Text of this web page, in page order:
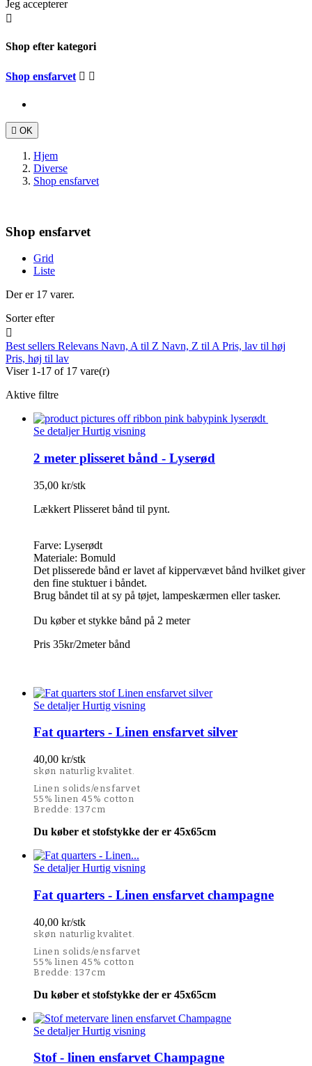
Jeg accepterer

Shop efter kategori
Shop ensfarvet  
 OK
Hjem
Diverse
Shop ensfarvet
Shop ensfarvet
Grid
Liste
Der er 17 varer.
Sorter efter

Best sellers Relevans Navn, A til Z Navn, Z til A Pris, lav til høj
Pris, høj til lav
Viser 1-17 of 17 vare(r)
Aktive filtre
Se detaljerHurtig visning
2 meter plisseret bånd - Lyserød
35,00 kr/stk
Lækkert Plisseret bånd til pynt.
Farve: Lyserødt
Materiale: Bomuld
Det plisserede bånd er lavet af kippervævet bånd hvilket giver
den fine stuktuer i båndet.
Brug båndet til at sy på tøjet, lampeskærmen eller tasker.
Du køber et stykke bånd på 2 meter
Pris 35kr/2meter bånd
Se detaljerHurtig visning
Fat quarters - Linen ensfarvet silver
40,00 kr/stk
skøn naturlig kvalitet.
Linen solids/ensfarvet
55% linen 45% cotton
Bredde: 137cm
Du køber et stofstykke der er 45x65cm
Se detaljerHurtig visning
Fat quarters - Linen ensfarvet champagne
40,00 kr/stk
skøn naturlig kvalitet.
Linen solids/ensfarvet
55% linen 45% cotton
Bredde: 137cm
Du køber et stofstykke der er 45x65cm
Se detaljerHurtig visning
Stof - linen ensfarvet Champagne